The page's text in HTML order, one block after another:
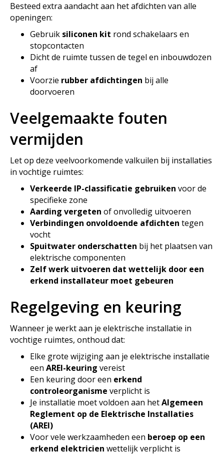
Besteed extra aandacht aan het afdichten van alle
openingen:
Gebruik siliconen kit rond schakelaars en
stopcontacten
Dicht de ruimte tussen de tegel en inbouwdozen
af
Voorzie rubber afdichtingen bij alle
doorvoeren
Veelgemaakte fouten
vermijden
Let op deze veelvoorkomende valkuilen bij installaties
in vochtige ruimtes:
Verkeerde IP-classificatie gebruiken voor de
specifieke zone
Aarding vergeten of onvolledig uitvoeren
Verbindingen onvoldoende afdichten tegen
vocht
Spuitwater onderschatten bij het plaatsen van
elektrische componenten
Zelf werk uitvoeren dat wettelijk door een
erkend installateur moet gebeuren
Regelgeving en keuring
Wanneer je werkt aan je elektrische installatie in
vochtige ruimtes, onthoud dat:
Elke grote wijziging aan je elektrische installatie
een AREI-keuring vereist
Een keuring door een erkend
controleorganisme verplicht is
Je installatie moet voldoen aan hetAlgemeen
Reglement op de Elektrische Installaties
(AREI)
Voor vele werkzaamheden een beroep op een
erkend elektricien wettelijk verplicht is